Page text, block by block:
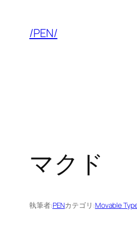
/PEN/
マクド
執筆者:PENカテゴリ:Movable